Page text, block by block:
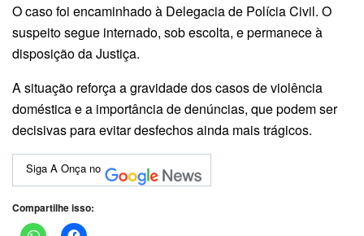
O caso foi encaminhado à Delegacia de Polícia Civil. O
suspeito segue internado, sob escolta, e permanece à
disposição da Justiça.
A situação reforça a gravidade dos casos de violência
doméstica e a importância de denúncias, que podem ser
decisivas para evitar desfechos ainda mais trágicos.
Siga A Onça no
Compartilhe isso: